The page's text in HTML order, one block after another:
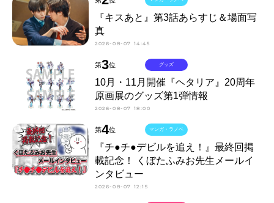
『キスあと』第3話あらすじ＆場面写
真
2026-08-07 14:45
第3位
10月・11月開催『ヘタリア』20周年
原画展のグッズ第1弾情報
2026-08-07 18:00
グッズ
第4位
『チ●チ●デビルを追え！』最終回掲
載記念！ くぼたふみお先生メールイ
ンタビュー
2026-08-07 12:15
マンガ・ラノベ